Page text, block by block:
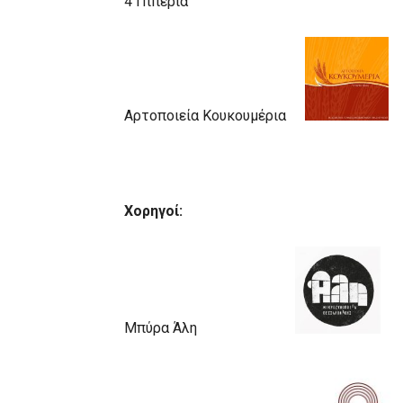
Αρτοποιεία Κουκουμέρια
Χορηγοί:
Μπύρα Άλη